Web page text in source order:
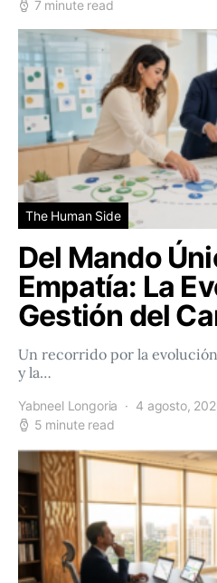
7 minute read
The Human Side
Del Mando
Empatía: La
Gestión del
Un recorrido por la
y la…
Yabneel Longoria 4 agosto,
5 minute read